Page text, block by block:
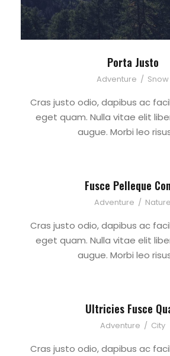
Porta Justo
Adventure / Snow
Cras justo odio, dapibus ac
eget quam. Nulla vitae elit
augue. Morbi leo
Fusce Pelleque
Adventure / Nature
Cras justo odio, dapibus ac
eget quam. Nulla vitae elit
augue. Morbi leo
Ultricies Fusce
Adventure / City
Cras justo odio, dapibus ac